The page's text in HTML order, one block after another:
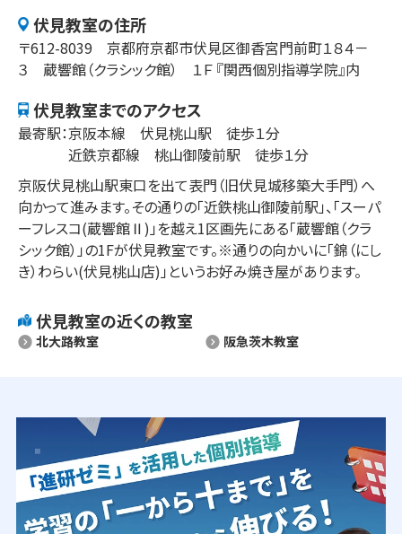
伏見​教室の住所
〒612-8039 京都府京都市伏見区御香宮門前町１８４－
３
蔵響館（クラシック館） １Ｆ 『関西個別指導学院』内
伏見​教室までのアクセス
最寄駅：京阪本線　伏見桃山駅　徒歩１分
近鉄京都線　桃山御陵前駅　徒歩１分
京阪伏見桃山駅東口を出て表門（旧伏見城移築大手門）へ
向かって進みます。その通りの「近鉄桃山御陵前駅」、「スーパ
ーフレスコ(蔵響館Ⅱ)」を越え1区画先にある「蔵響館（クラ
シック館）」の1Fが伏見教室です。※通りの向かいに「錦（にし
き）わらい(伏見桃山店)」というお好み焼き屋があります。
伏見​教室の近くの教室
北大路​教室 阪急茨木教室